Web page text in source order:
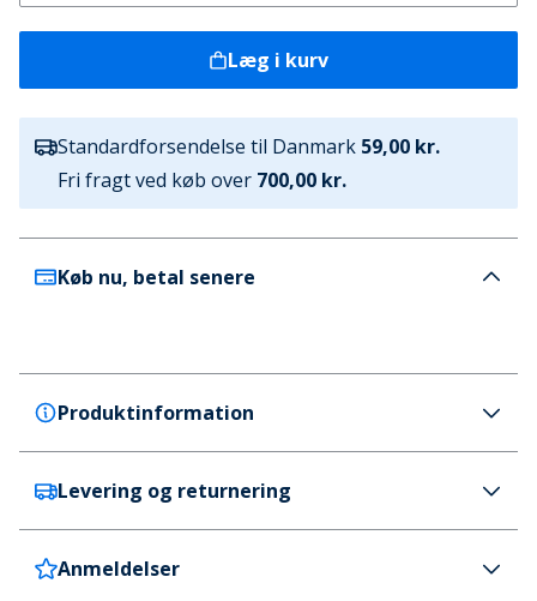
Læg i kurv
Standardforsendelse til Danmark 59,00 kr.
Fri fragt ved køb over 700,00 kr.
Køb nu, betal senere
Produktinformation
Ellesse
Ellesse Herre Fasano T-shirts med lange ærmer
kakigrøn
Farve
Levering og returnering
Danmark
59 kr. (700 kr.+ GRATIS)
Anmeldelser